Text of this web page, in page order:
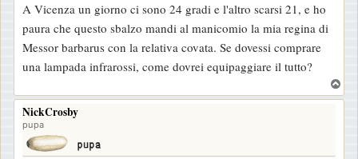
s
a
g
g
i
o
A Vicenza un giorno ci sono 24 gradi e l'altro scarsi 21, e ho
paura che questo sbalzo mandi al manicomio la mia regina di
Messor barbarus con la relativa covata. Se dovessi comprare
una lampada infrarossi, come dovrei equipaggiare il tutto?
o
NickCrosby
pupa